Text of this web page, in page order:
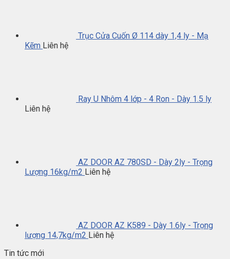
Trục Cửa Cuốn Ø 114 dày 1,4 ly - Mạ
Kẽm Liên hệ
Ray U Nhôm 4 lớp - 4 Ron - Dày 1.5 ly
Liên hệ
AZ DOOR AZ 780SD - Dày 2ly - Trọng
Lượng 16kg/m2 Liên hệ
AZ DOOR AZ K589 - Dày 1.6ly - Trọng
lượng 14,7kg/m2 Liên hệ
Tin tức mới